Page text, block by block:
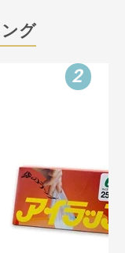
グ
2